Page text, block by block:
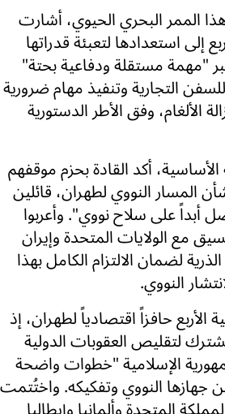
الممر البحري الحيوي، أشارت
إلى استعدادها لتعبئة قدراتها
"مهمة مستقلة ودفاعية بحتة"
التجارية وتنفيذ مهام ضرورية
الألغام، وفق الأطر الدستورية
أكد القادة بحزم موقفهم
المسار النووي لطهران، قائلين
أبداً على سلاح نووي". وأعربوا
مع الولايات المتحدة وإيران
لضمان الالتزام الكامل بهذا
النووي.
حافزاً اقتصادياً لطهران، إذ
لتقليص العقوبات الدولية
الإسلامية "خطوات واضحة
جهازها النووي وتفكيكه. واختُتمت